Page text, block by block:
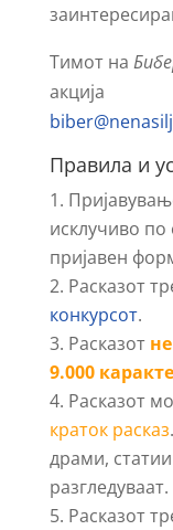
Тимот на
акција
Правила и
исклучиво по
пријавен
Расказот
конкурсот.
Расказот
9.000
Расказот
краток расказ
драми,
разгледуваат.
Расказот